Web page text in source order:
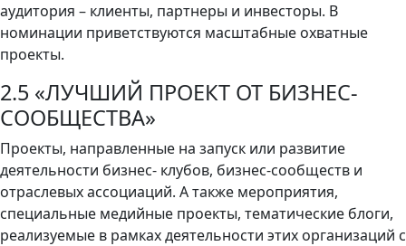
аудитория – клиенты, партнеры и инвесторы. В
номинации приветствуются масштабные охватные
проекты.
2.5 «ЛУЧШИЙ ПРОЕКТ ОТ БИЗНЕС-
СООБЩЕСТВА»
Проекты, направленные на запуск или развитие
деятельности бизнес- клубов, бизнес-сообществ и
отраслевых ассоциаций. А также мероприятия,
специальные медийные проекты, тематические блоги,
реализуемые в рамках деятельности этих организаций с